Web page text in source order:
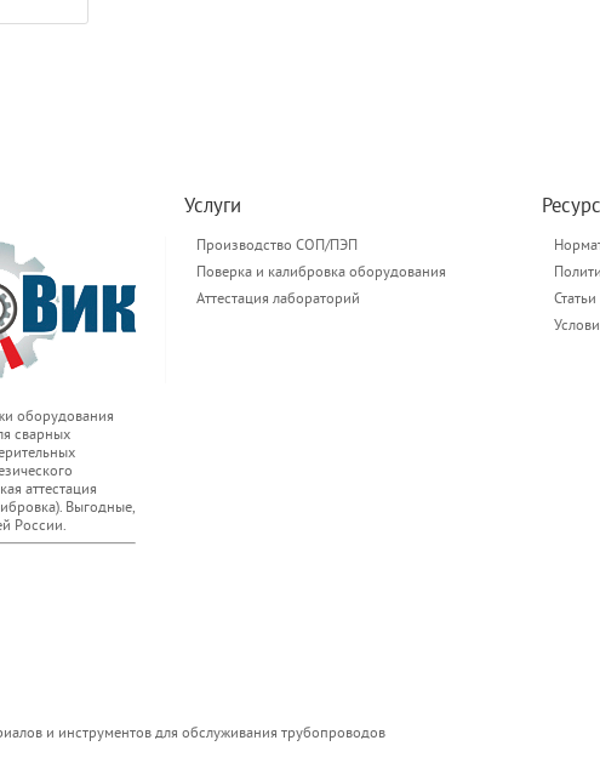
оборудования
сварных
аттестация
Выгодные,
России.
Услуги
Производство СОП/ПЭП
Поверка и калибровка оборудования
Аттестация лабораторий
Статьи
и инструментов для обслуживания трубопроводов